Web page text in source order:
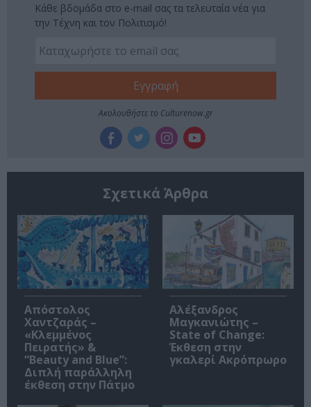
Κάθε βδομάδα στο e-mail σας τα τελευταία νέα για
την Τέχνη και τον Πολιτισμό!
Ακολουθήστε το Culturenow.gr
Σχετικά Άρθρα
Απόστολος
Χαντζαράς –
«Κλεμμένος
Πειρατής» &
“Beauty and Blue”:
Διπλή παράλληλη
έκθεση στην Πάτμο
Αλέξανδρος
Μαγκανιώτης –
State of Change:
Έκθεση στην
γκαλερί Ακρόπρωρο